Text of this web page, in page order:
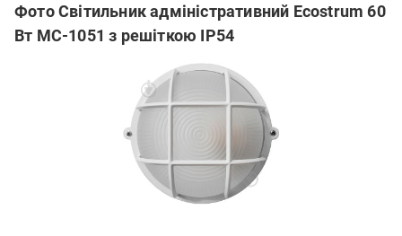
Фото Світильник адміністративний Ecostrum 60
Вт МС-1051 з решіткою IP54